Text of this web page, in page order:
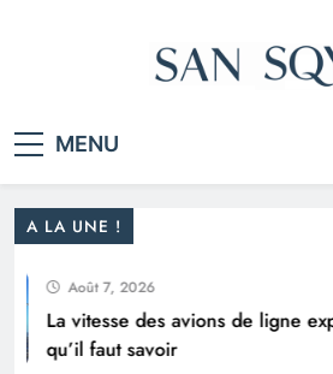
MENU
A LA UNE !
Août 7, 2026
La vitesse des avions de ligne
qu’il faut savoir
La vitesse des avions de ligne
ce qu’il faut savoir